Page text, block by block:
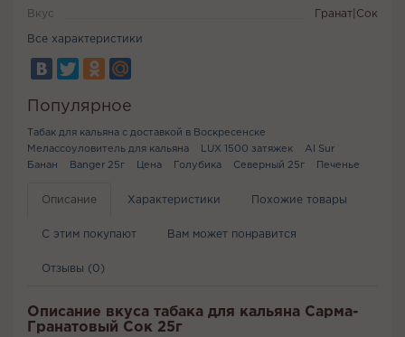
Вкус Гранат|Сок
Все характеристики
Популярное
Табак для кальяна с доставкой в Воскресенске
Мелассоуловитель для кальяна
LUX 1500 затяжек
Al Sur
Банан
Banger 25г Цена Голубика Северный 25г Печенье
Описание Характеристики Похожие товары
С этим покупают Вам может понравится
Отзывы (0)
Описание вкуса табака для кальяна Сарма-
Гранатовый Сок 25г